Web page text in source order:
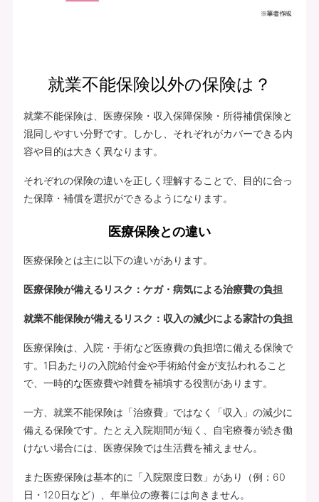
就業不能保険以外の保険は？
就業不能保険は、医療保険・収入保障保険・所得補償保険と
混同しやすい分野です。しかし、それぞれがカバーできる内
容や目的は大きく異なります。
それぞれの保険の違いを正しく理解することで、目的に合っ
た保障・補償を選択ができるようになります。
医療保険との違い
医療保険とは主に以下の違いがあります。
医療保険が備えるリスク：ケガ・病気による治療費の負担
就業不能保険が備えるリスク：収入の減少による家計の負担
医療保険は、入院・手術など医療費の負担増に備える保険で
す。1日あたりの入院給付金や手術給付金が支払われること
で、一時的な医療費や雑費を補填する役割があります。
一方、就業不能保険は「治療費」ではなく「収入」の減少に
備える保険です。たとえ入院期間が短く、自宅療養が続き働
けない場合には、医療保険では生活費を補えません。
また医療保険は基本的に「入院限度日数」があり（例：60
日・120日など）、年単位の療養には向きません。